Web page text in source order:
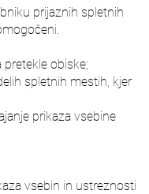
prijaznih spletnih
obiske;
spletnih mestih, kjer
prikaza vsebine
vsebin in ustreznosti